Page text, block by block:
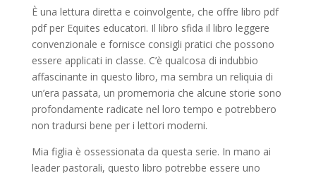
È una lettura diretta e coinvolgente, che offre libro pdf
pdf per Equites educatori. Il libro sfida il libro leggere
convenzionale e fornisce consigli pratici che possono
essere applicati in classe. C’è qualcosa di indubbio
affascinante in questo libro, ma sembra un reliquia di
un’era passata, un promemoria che alcune storie sono
profondamente radicate nel loro tempo e potrebbero
non tradursi bene per i lettori moderni.
Mia figlia è ossessionata da questa serie. In mano ai
leader pastorali, questo libro potrebbe essere uno